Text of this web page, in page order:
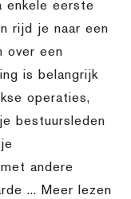
enkele eerste
rijd je naar een
over een
is belangrijk
operaties,
bestuursleden
andere
... Meer lezen